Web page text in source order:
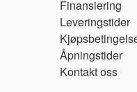
Finansiering
Leveringstider
Åpningstider
Kontakt oss